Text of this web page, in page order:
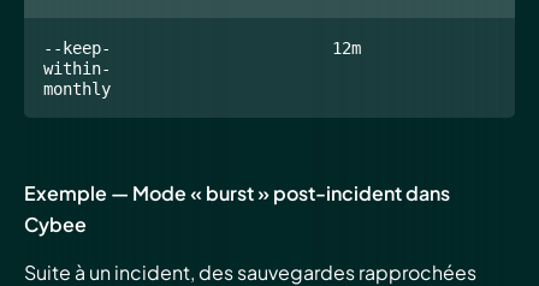
--keep-
within-
monthly
12m
Exemple — Mode « burst » post-incident dans
Cybee
Suite à un incident, des sauvegardes rapprochées